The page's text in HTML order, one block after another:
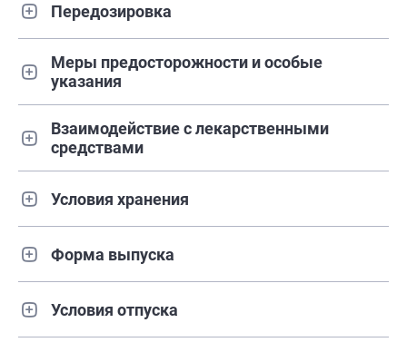
Передозировка
Меры предосторожности и особые
указания
Взаимодействие с лекарственными
средствами
Условия хранения
Форма выпуска
Условия отпуска